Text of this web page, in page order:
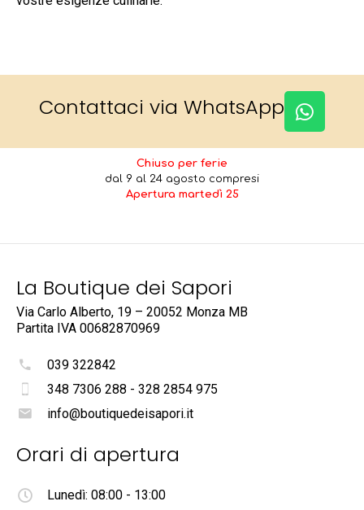
Contattaci via WhatsApp
Chiuso per ferie
dal 9 al 24 agosto compresi
Apertura martedì 25
La Boutique dei Sapori
Via Carlo Alberto, 19 – 20052 Monza MB
Partita IVA 00682870969
039 322842
348 7306 288 - 328 2854 975
info@boutiquedeisapori.it
Orari di apertura
Lunedì: 08:00 - 13:00